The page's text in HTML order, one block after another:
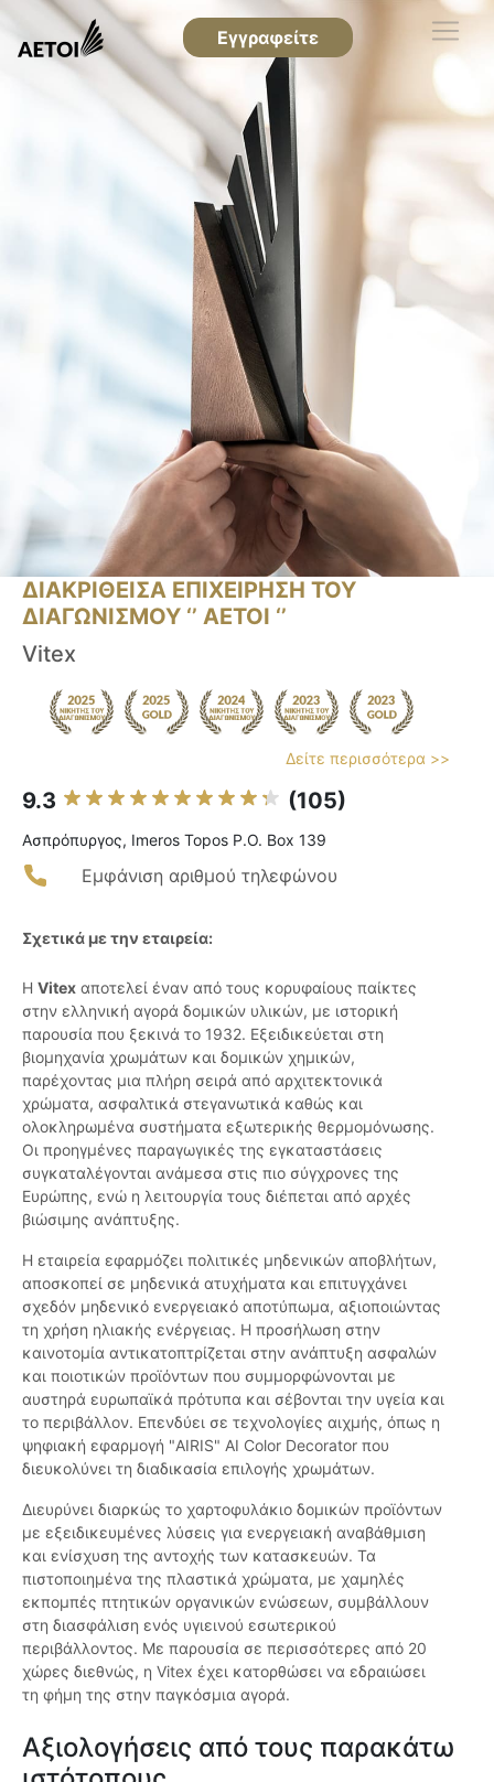
Εγγραφείτε
ΔΙΑΚΡΙΘΕΙΣΑ ΕΠΙΧΕΙΡΗΣΗ ΤΟΥ
ΔΙΑΓΩΝΙΣΜΟΥ ‘’ ΑΕΤΟΙ ‘’
Vitex
Δείτε περισσότερα >>
9.3 (105)
Ασπρόπυργος, Imeros Topos P.O. Box 139
Εμφάνιση αριθμού τηλεφώνου
Σχετικά με την εταιρεία:
Η Vitex αποτελεί έναν από τους κορυφαίους παίκτες
στην ελληνική αγορά δομικών υλικών, με ιστορική
παρουσία που ξεκινά το 1932. Εξειδικεύεται στη
βιομηχανία χρωμάτων και δομικών χημικών,
παρέχοντας μια πλήρη σειρά από αρχιτεκτονικά
χρώματα, ασφαλτικά στεγανωτικά καθώς και
ολοκληρωμένα συστήματα εξωτερικής θερμομόνωσης.
Οι προηγμένες παραγωγικές της εγκαταστάσεις
συγκαταλέγονται ανάμεσα στις πιο σύγχρονες της
Ευρώπης, ενώ η λειτουργία τους διέπεται από αρχές
βιώσιμης ανάπτυξης.
Η εταιρεία εφαρμόζει πολιτικές μηδενικών αποβλήτων,
αποσκοπεί σε μηδενικά ατυχήματα και επιτυγχάνει
σχεδόν μηδενικό ενεργειακό αποτύπωμα, αξιοποιώντας
τη χρήση ηλιακής ενέργειας. Η προσήλωση στην
καινοτομία αντικατοπτρίζεται στην ανάπτυξη ασφαλών
και ποιοτικών προϊόντων που συμμορφώνονται με
αυστηρά ευρωπαϊκά πρότυπα και σέβονται την υγεία και
το περιβάλλον. Επενδύει σε τεχνολογίες αιχμής, όπως η
ψηφιακή εφαρμογή "AIRIS" AI Color Decorator που
διευκολύνει τη διαδικασία επιλογής χρωμάτων.
Διευρύνει διαρκώς το χαρτοφυλάκιο δομικών προϊόντων
με εξειδικευμένες λύσεις για ενεργειακή αναβάθμιση
και ενίσχυση της αντοχής των κατασκευών. Τα
πιστοποιημένα της πλαστικά χρώματα, με χαμηλές
εκπομπές πτητικών οργανικών ενώσεων, συμβάλλουν
στη διασφάλιση ενός υγιεινού εσωτερικού
περιβάλλοντος. Με παρουσία σε περισσότερες από 20
χώρες διεθνώς, η Vitex έχει κατορθώσει να εδραιώσει
τη φήμη της στην παγκόσμια αγορά.
Αξιολογήσεις από τους παρακάτω